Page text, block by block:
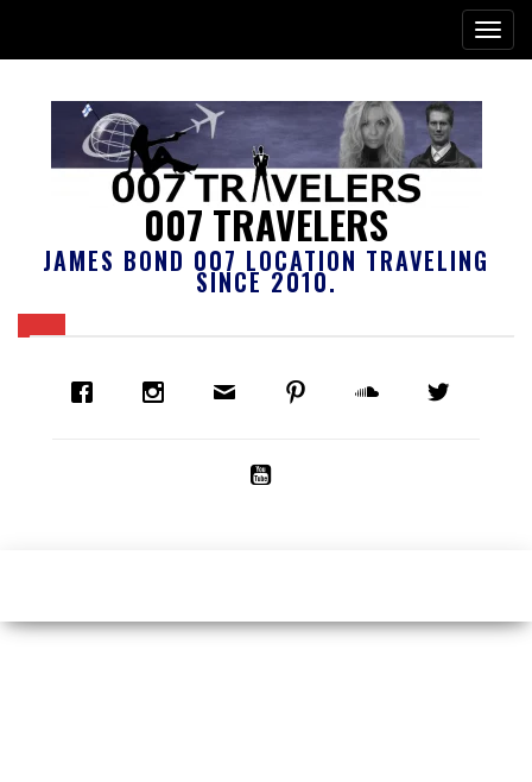
007 TRAVELERS
JAMES BOND 007 LOCATION TRAVELING
SINCE 2010.